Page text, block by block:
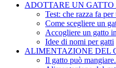
ADOTTARE UN GATTO
Test: che razza fa per
Come scegliere un
Accogliere un gatto
Idee di nomi per gatti
ALIMENTAZIONE DEL
Il gatto può